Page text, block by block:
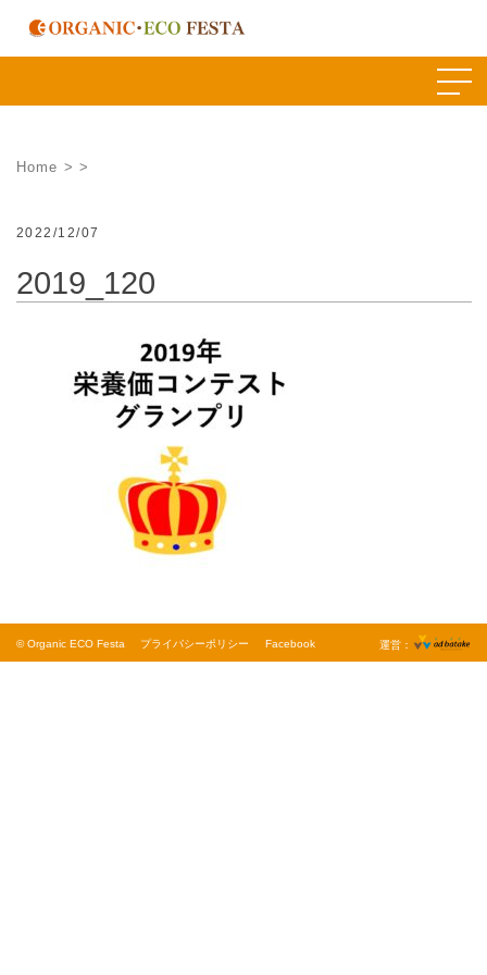
Skip
Home > >
2022/12/07
2019_120
運営：
Facebook
プライバシーポリシー
© Organic ECO Festa